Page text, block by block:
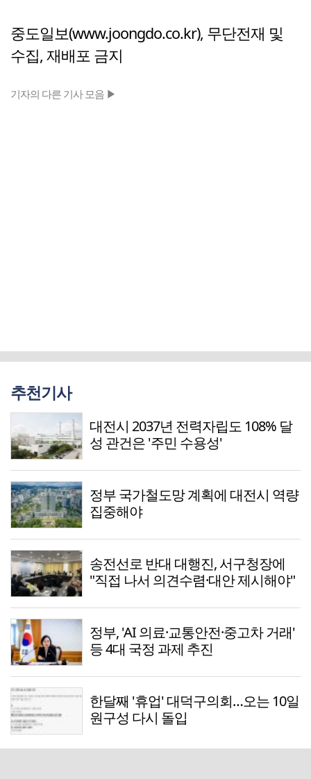
중도일보(www.joongdo.co.kr), 무단전재 및
수집, 재배포 금지
기자의 다른 기사 모음 ▶
추천기사
대전시 2037년 전력자립도 108% 달
성 관건은 '주민 수용성'
정부 국가철도망 계획에 대전시 역량
집중해야
송전선로 반대 대행진, 서구청장에
"직접 나서 의견수렴·대안 제시해야"
정부, 'AI 의료·교통안전·중고차 거래'
등 4대 국정 과제 추진
한달째 '휴업' 대덕구의회…오는 10일
원구성 다시 돌입